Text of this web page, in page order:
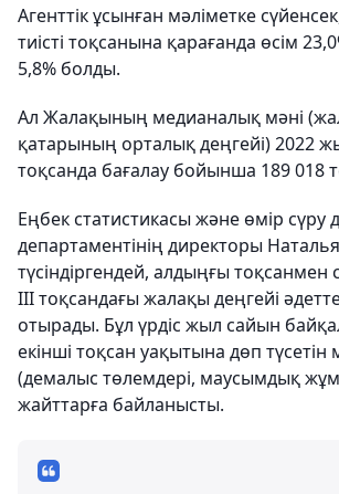
Агенттік ұсынған мәліметке
тиісті тоқсанына қарағанда өсім
5,8% болды.
Ал Жалақының медианалық мәні
қатарының орталық деңгейі) 2022
тоқсанда бағалау бойынша 189 018
Еңбек статистикасы және өмір сүру
департаментінің директоры
түсіндіргендей, алдыңғы тоқсанмен
ІІІ тоқсандағы жалақы деңгейі
отырады. Бұл үрдіс жыл сайын
екінші тоқсан уақытына дөп
(демалыс төлемдері, маусымдық
жайттарға байланысты.